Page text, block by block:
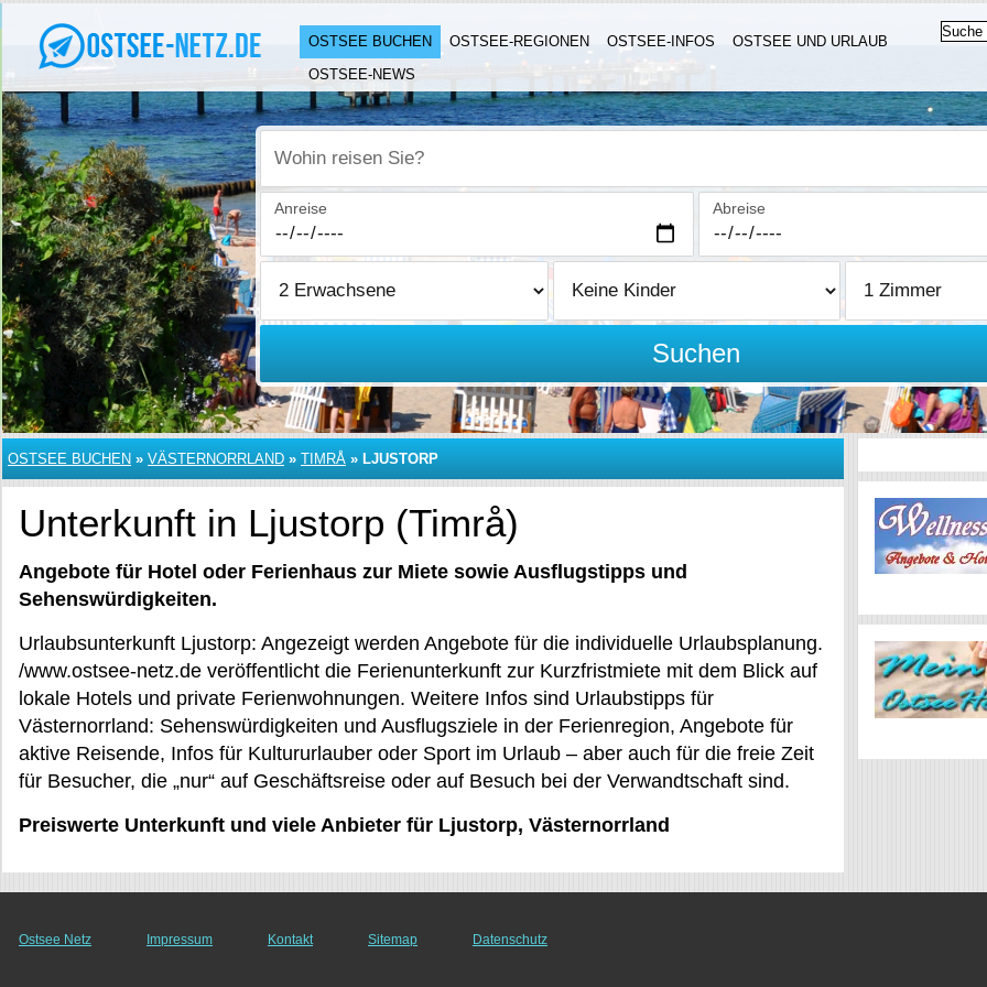
OSTSEE BUCHEN OSTSEE-REGIONEN OSTSEE-INFOS
OSTSEE UND URLAUB
OSTSEE-NEWS
Wohin reisen Sie?
Anreise Abreise
Suchen
OSTSEE BUCHEN » VÄSTERNORRLAND » TIMRÅ » LJUSTORP
Unterkunft in Ljustorp (Timrå)
Angebote für Hotel oder Ferienhaus zur Miete sowie Ausflugstipps und
Sehenswürdigkeiten.
Urlaubsunterkunft Ljustorp: Angezeigt werden Angebote für die individuelle Urlaubsplanung.
/www.ostsee-netz.de veröffentlicht die Ferienunterkunft zur Kurzfristmiete mit dem Blick auf
lokale Hotels und private Ferienwohnungen. Weitere Infos sind Urlaubstipps für
Västernorrland: Sehenswürdigkeiten und Ausflugsziele in der Ferienregion, Angebote für
aktive Reisende, Infos für Kultururlauber oder Sport im Urlaub – aber auch für die freie Zeit
für Besucher, die „nur“ auf Geschäftsreise oder auf Besuch bei der Verwandtschaft sind.
Preiswerte Unterkunft und viele Anbieter für Ljustorp, Västernorrland
Ostsee Netz Impressum Kontakt Sitemap Datenschutz